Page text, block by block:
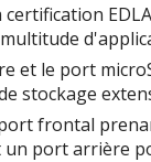
et le port
stockage
frontal
port arrière